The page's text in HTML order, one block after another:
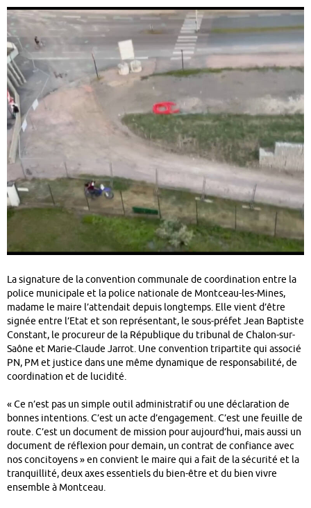
La signature de la convention communale de coordination entre la
police municipale et la police nationale de Montceau-les-Mines,
madame le maire l’attendait depuis longtemps. Elle vient d’être
signée entre l’Etat et son représentant, le sous-préfet Jean Baptiste
Constant, le procureur de la République du tribunal de Chalon-sur-
Saône et Marie-Claude Jarrot. Une convention tripartite qui associé
PN, PM et justice dans une même dynamique de responsabilité, de
coordination et de lucidité.
« Ce n’est pas un simple outil administratif ou une déclaration de
bonnes intentions. C’est un acte d’engagement. C’est une feuille de
route. C’est un document de mission pour aujourd’hui, mais aussi un
document de réflexion pour demain, un contrat de confiance avec
nos concitoyens » en convient le maire qui a fait de la sécurité et la
tranquillité, deux axes essentiels du bien-être et du bien vivre
ensemble à Montceau.